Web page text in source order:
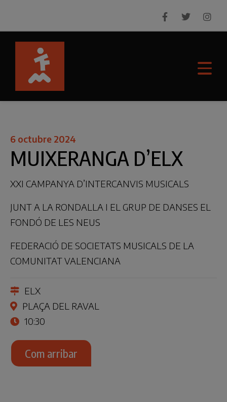
6 octubre 2024
MUIXERANGA D’ELX
XXI CAMPANYA D’INTERCANVIS MUSICALS
JUNT A LA RONDALLA I EL GRUP DE DANSES EL
FONDÓ DE LES NEUS
FEDERACIÓ DE SOCIETATS MUSICALS DE LA
COMUNITAT VALENCIANA
ELX
PLAÇA DEL RAVAL
10:30
Com arribar